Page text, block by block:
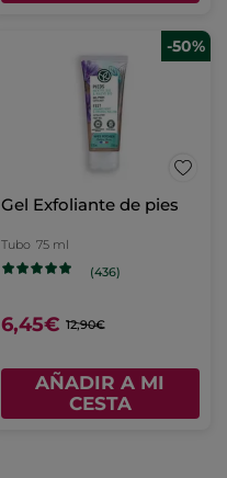
-50%
Gel Exfoliante de pies
Tubo 75 ml
(436)
6,45€ 12,90€
AÑADIR A MI
CESTA